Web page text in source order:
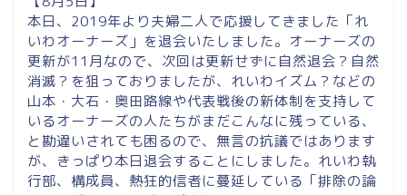
本日、2019年より夫婦二人で応援してきました「れ
いわオーナーズ」を退会いたしました。オーナーズの
更新が11月なので、次回は更新せずに自然退会？自然
消滅？を狙っておりましたが、れいわイズム？などの
山本・大石・奥田路線や代表戦後の新体制を支持して
いるオーナーズの人たちがまだこんなに残っている、
と勘違いされても困るので、無言の抗議ではあります
が、きっぱり本日退会することにしました。れいわ執
行部、構成員、熱狂的信者に蔓延している「排除の論